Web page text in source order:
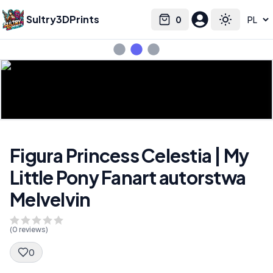
Sultry3DPrints 0
Cart Toggle
Select language
Figura Princess Celestia | My
Little Pony Fanart autorstwa
Melvelvin
(0 reviews)
0